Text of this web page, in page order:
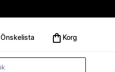
Önskelista Korg